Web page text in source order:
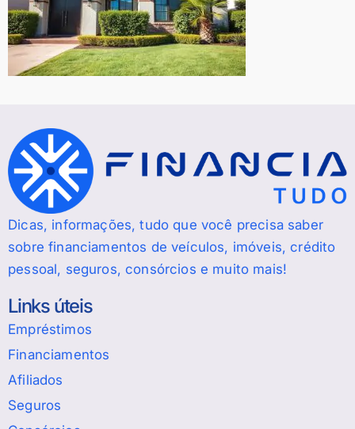
Dicas, informações, tudo que você precisa saber
sobre financiamentos de veículos, imóveis, crédito
pessoal, seguros, consórcios e muito mais!
Links úteis
Empréstimos
Financiamentos
Afiliados
Seguros